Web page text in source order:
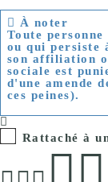
À noter
Toute personne
ou qui persiste
son affiliation
sociale est
d'une amende
ces peines).
Rattaché à